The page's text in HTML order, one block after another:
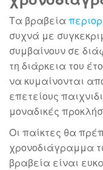
Τα βραβεία
συχνά με
συμβαίνουν σε
τη διάρκεια του
να κυμαίνονται
επετείους
μοναδικές
Οι παίκτες θα
χρονοδιάγραμμα
βραβεία είναι